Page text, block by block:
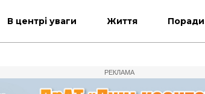
В центрі уваги Життя Поради
РЕКЛАМА